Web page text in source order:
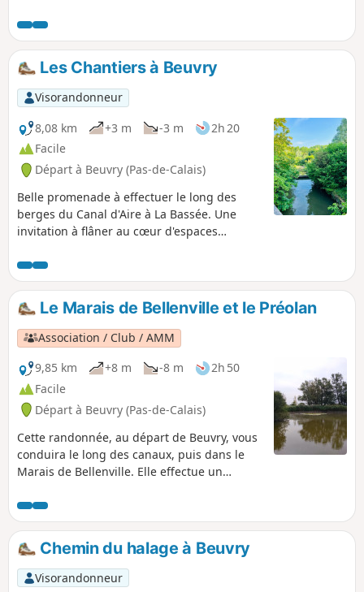
est tabulaire et triangulaire. Également
tabulaire, le T58A est très récent et date de
1961.Les Chantiers à Beuvry
Visorandonneur
8,08 km
+3 m -3 m
2h 20
Facile
Départ à Beuvry (Pas-de-Calais)
Belle promenade à effectuer le long des
berges du Canal d'Aire à La Bassée. Une
invitation à flâner au cœur d'espaces
l'Avoué et la Prévôté de Gorre. Le cimetière
militaire britannique de Gorre rappelle la
Grande Guerre.
Le Marais de Bellenville et le Préolan
Association / Club / AMM
9,85 km
+8 m -8 m
2h 50
Facile
Départ à Beuvry (Pas-de-Calais)
Cette randonnée, au départ de Beuvry, vous
conduira le long des canaux, puis dans le
Marais de Bellenville. Elle effectue un
Bas de Beuvry et le Préolan. Pour le retour,
vous longerez le canal sans oublier
l'observatoire dans le marais pour
apercevoir, avec de la chance, des oiseaux
migrateurs.
Chemin du halage à Beuvry
Visorandonneur